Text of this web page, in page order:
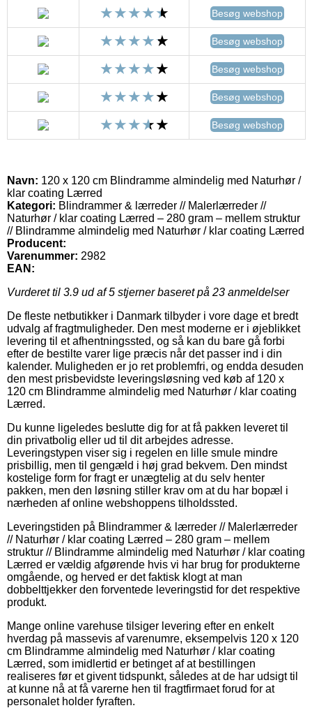
Besøg webshop
Besøg webshop
Besøg webshop
Besøg webshop
Besøg webshop
Navn: 120 x 120 cm Blindramme almindelig med Naturhør /
klar coating Lærred
Kategori: Blindrammer & lærreder // Malerlærreder //
Naturhør / klar coating Lærred – 280 gram – mellem struktur
// Blindramme almindelig med Naturhør / klar coating Lærred
Producent:
Varenummer: 2982
EAN:
Vurderet til 3.9 ud af 5 stjerner baseret på 23 anmeldelser
De fleste netbutikker i Danmark tilbyder i vore dage et bredt
udvalg af fragtmuligheder. Den mest moderne er i øjeblikket
levering til et afhentningssted, og så kan du bare gå forbi
efter de bestilte varer lige præcis når det passer ind i din
kalender. Muligheden er jo ret problemfri, og endda desuden
den mest prisbevidste leveringsløsning ved køb af 120 x
120 cm Blindramme almindelig med Naturhør / klar coating
Lærred.
Du kunne ligeledes beslutte dig for at få pakken leveret til
din privatbolig eller ud til dit arbejdes adresse.
Leveringstypen viser sig i regelen en lille smule mindre
prisbillig, men til gengæld i høj grad bekvem. Den mindst
kostelige form for fragt er unægtelig at du selv henter
pakken, men den løsning stiller krav om at du har bopæl i
nærheden af online webshoppens tilholdssted.
Leveringstiden på Blindrammer & lærreder // Malerlærreder
// Naturhør / klar coating Lærred – 280 gram – mellem
struktur // Blindramme almindelig med Naturhør / klar coating
Lærred er vældig afgørende hvis vi har brug for produkterne
omgående, og herved er det faktisk klogt at man
dobbelttjekker den forventede leveringstid for det respektive
produkt.
Mange online varehuse tilsiger levering efter en enkelt
hverdag på massevis af varenumre, eksempelvis 120 x 120
cm Blindramme almindelig med Naturhør / klar coating
Lærred, som imidlertid er betinget af at bestillingen
realiseres før et givent tidspunkt, således at de har udsigt til
at kunne nå at få varerne hen til fragtfirmaet forud for at
personalet holder fyraften.